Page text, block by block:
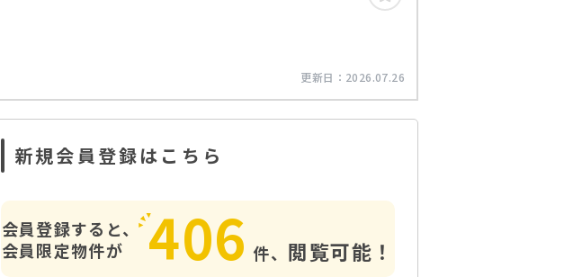
更新日： 2026.07.26
新規会員登録はこちら
会員登録すると、
会員限定物件が
406 件、 閲覧可能！